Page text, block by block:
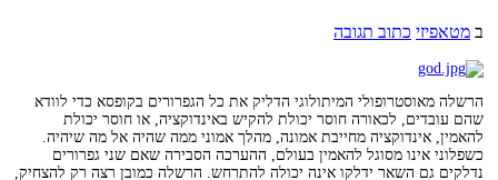
ב מטאפיזי כתוב תגובה
הרשלה מאוסטרופולי המיתולוגי הדליק את כל הגפרורים בקופסא כדי לוודא
שהם עובדים, לכאורה חוסר יכולת להקיש באינדוקציה, או חוסר יכולת
להאמין, אינדוקציה מחייבת אמונה, מהלך אמוני ממה שהיה אל מה שיהיה.
כשפלוני אינו מסוגל להאמין בעולם, ההערכה הסבירה שאם שני גפרורים
נדלקים גם השאר ידלקו אינה יכולה להתרחש. הרשלה כמובן רצה רק להצחיק,